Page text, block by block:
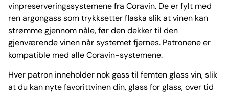
vinpreserveringssystemene fra Coravin. De er fylt med
ren argongass som trykksetter flaska slik at vinen kan
strømme gjennom nåle, før den dekker til den
gjenværende vinen når systemet fjernes. Patronene er
kompatible med alle Coravin-systemene.
Hver patron inneholder nok gass til femten glass vin, slik
at du kan nyte favorittvinen din, glass for glass, over tid